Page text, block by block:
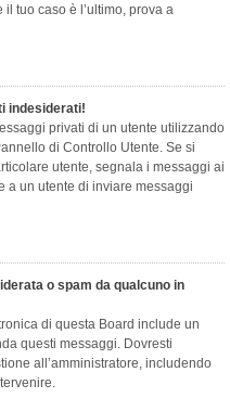
tuo caso è l’ultimo, prova a
indesiderati!
privati ​​di un utente utilizzando
di Controllo Utente. Se si
utente, segnala i messaggi ai
a un utente di inviare messaggi
o spam da qualcuno in
di questa Board include un
questi messaggi. Dovresti
all’amministratore, includendo